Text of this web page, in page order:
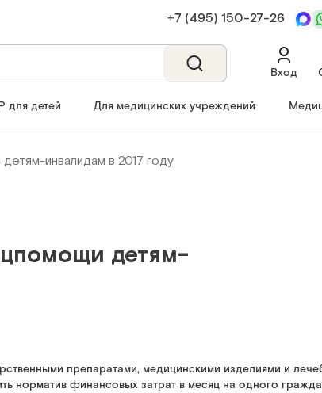
+7 (495) 150‑27‑26
Вход
для детей Для медицинских учреждений
инвалидам в 2017 году
детям-
препаратами, медицинскими изделиями и
норматив финансовых затрат в месяц на одного